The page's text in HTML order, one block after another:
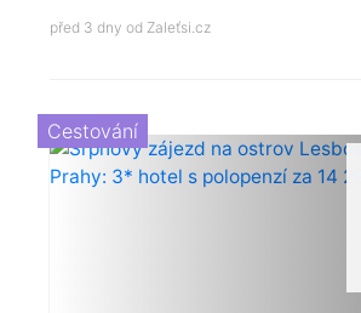
před 3 dny od Zaleťsi.cz
Cestování